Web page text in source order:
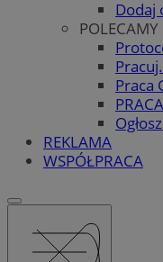
Dodaj
POLECAMY
Praca
PRACA
REKLAMA
WSPÓŁPRACA